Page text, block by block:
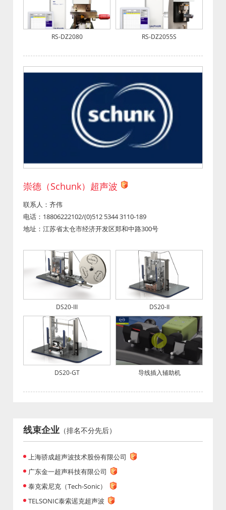
RS-DZ2080 RS-DZ2055S
崇德（Schunk）超声波
联系人：齐伟
电话：18806222102/(0)512 5344 3110-189
地址：江苏省太仓市经济开发区郑和中路300号
DS20-III DS20-II
DS20-GT 导线插入辅助机
线束企业 （排名不分先后）
上海骄成超声波技术股份有限公司
广东金一超声科技有限公司
泰克索尼克（Tech-Sonic）
TELSONIC泰索迡克超声波